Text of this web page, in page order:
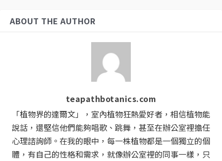
ABOUT THE AUTHOR
teapathbotanics.com
「植物界的達爾文」，室內植物狂熱愛好者，相信植物能
說話，還堅信他們能夠唱歌、跳舞，甚至在辦公室裡擔任
心理諮詢師。在我的眼中，每一株植物都是一個獨立的個
體，有自己的性格和需求，就像辦公室裡的同事一樣，只